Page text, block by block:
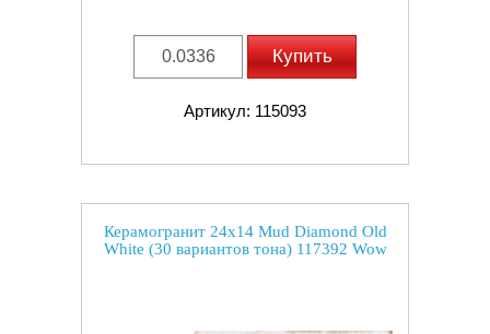
Купить
Артикул: 115093
Керамогранит 24x14 Mud Diamond Old
White (30 вариантов тона) 117392 Wow